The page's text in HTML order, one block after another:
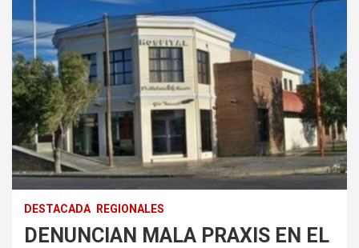
DESTACADA REGIONALES
DENUNCIAN MALA PRAXIS EN EL